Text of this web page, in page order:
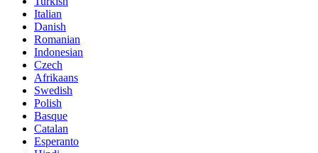
Italian
Danish
Romanian
Indonesian
Czech
Afrikaans
Swedish
Polish
Basque
Catalan
Esperanto